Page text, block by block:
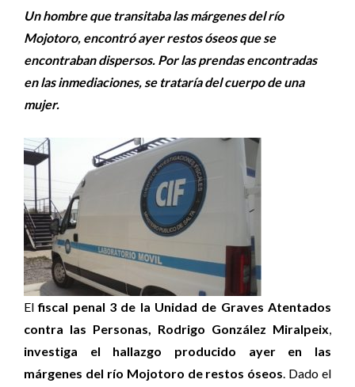
Un hombre que transitaba las márgenes del río
Mojotoro, encontró ayer restos óseos que se
encontraban dispersos. Por las prendas encontradas
en las inmediaciones, se trataría del cuerpo de una
mujer.
Elfiscal penal 3 de la Unidad de Graves Atentados
contra las Personas, Rodrigo González Miralpeix,
investiga el hallazgo producido ayer en las
márgenes del río Mojotoro de restos óseos. Dado el